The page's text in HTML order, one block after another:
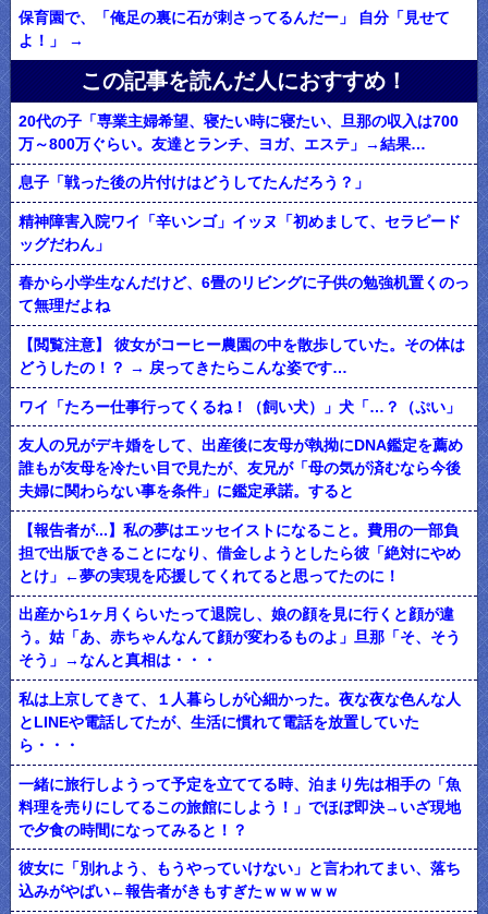
保育園で、「俺足の裏に石が刺さってるんだー」 自分「見せて
よ！」 →
この記事を読んだ人におすすめ！
20代の子「専業主婦希望、寝たい時に寝たい、旦那の収入は700
万～800万ぐらい。友達とランチ、ヨガ、エステ」→結果…
息子「戦った後の片付けはどうしてたんだろう？」
精神障害入院ワイ「辛いンゴ」イッヌ「初めまして、セラピード
ッグだわん」
春から小学生なんだけど、6畳のリビングに子供の勉強机置くのっ
て無理だよね
【閲覧注意】 彼女がコーヒー農園の中を散歩していた。その体は
どうしたの！？ → 戻ってきたらこんな姿です…
ワイ「たろー仕事行ってくるね！（飼い犬）」犬「…？（ぷい」
友人の兄がデキ婚をして、出産後に友母が執拗にDNA鑑定を薦め
誰もが友母を冷たい目で見たが、友兄が「母の気が済むなら今後
夫婦に関わらない事を条件」に鑑定承諾。すると
【報告者が...】私の夢はエッセイストになること。費用の一部負
担で出版できることになり、借金しようとしたら彼「絶対にやめ
とけ」←夢の実現を応援してくれてると思ってたのに！
出産から1ヶ月くらいたって退院し、娘の顔を見に行くと顔が違
う。姑「あ、赤ちゃんなんて顔が変わるものよ」旦那「そ、そう
そう」→なんと真相は・・・
私は上京してきて、１人暮らしが心細かった。夜な夜な色んな人
とLINEや電話してたが、生活に慣れて電話を放置していた
ら・・・
一緒に旅行しようって予定を立ててる時、泊まり先は相手の「魚
料理を売りにしてるこの旅館にしよう！」でほぼ即決→いざ現地
で夕食の時間になってみると！？
彼女に「別れよう、もうやっていけない」と言われてまい、落ち
込みがやばい←報告者がきもすぎたｗｗｗｗｗ